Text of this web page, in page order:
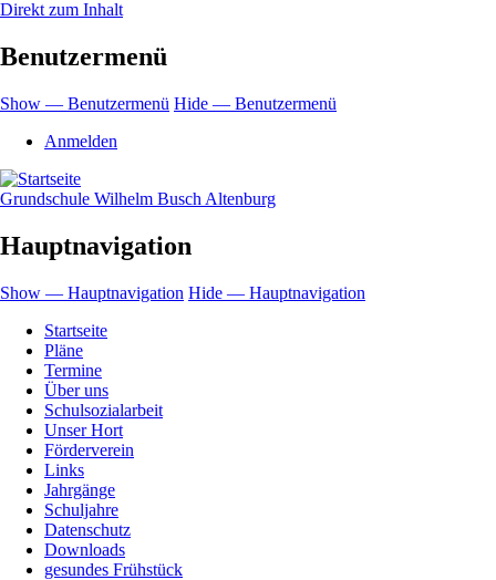
Direkt zum Inhalt
Benutzermenü
Show — Benutzermenü Hide — Benutzermenü
Anmelden
Grundschule Wilhelm Busch Altenburg
Hauptnavigation
Show — Hauptnavigation Hide — Hauptnavigation
Startseite
Pläne
Termine
Über uns
Schulsozialarbeit
Unser Hort
Förderverein
Links
Jahrgänge
Schuljahre
Datenschutz
Downloads
gesundes Frühstück